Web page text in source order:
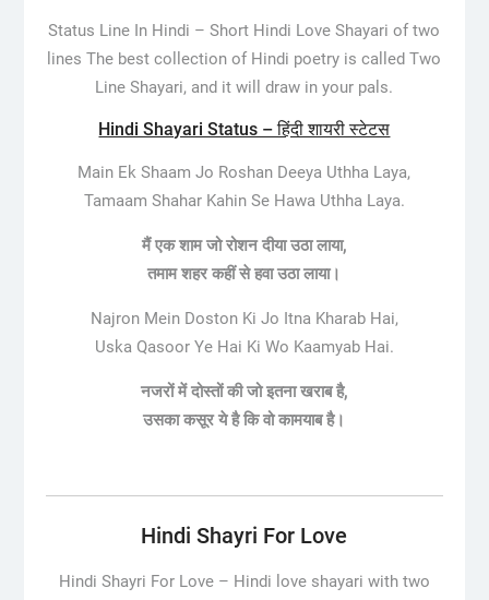
Status Line In Hindi – Short Hindi Love Shayari of two
lines The best collection of Hindi poetry is called Two
Line Shayari, and it will draw in your pals.
Hindi Shayari Status – हिंदी शायरी स्टेटस
Main Ek Shaam Jo Roshan Deeya Uthha Laya,
Tamaam Shahar Kahin Se Hawa Uthha Laya.
मैं एक शाम जो रोशन दीया उठा लाया,
तमाम शहर कहीं से हवा उठा लाया।
Najron Mein Doston Ki Jo Itna Kharab Hai,
Uska Qasoor Ye Hai Ki Wo Kaamyab Hai.
नजरों में दोस्तों की जो इतना खराब है,
उसका कसूर ये है कि वो कामयाब है।
Hindi Shayri For Love
Hindi Shayri For Love – Hindi love shayari with two